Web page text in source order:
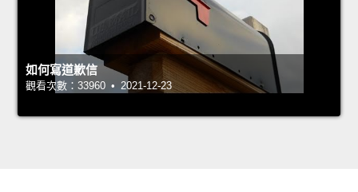
如何寫道歉信
觀看次數：33960 • 2021-12-23